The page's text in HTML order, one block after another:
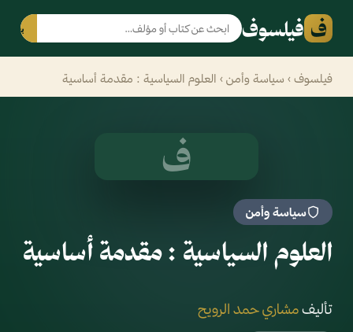
ف فيلسوف بحث
فيلسوف › سياسة وأمن › العلوم السياسية : مقدمة أساسية ‎
ف
سياسة وأمن
العلوم السياسية : مقدمة أساسية
تأليفمشاري حمد الرويح